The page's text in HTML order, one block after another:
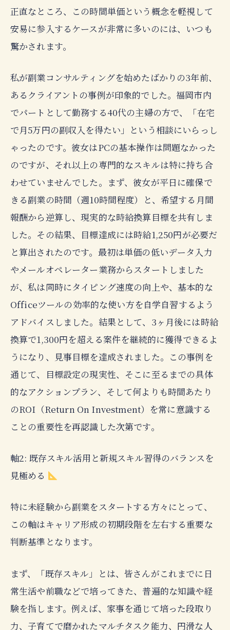
正直なところ、この時間単価という概念を軽視して
安易に参入するケースが非常に多いのには、いつも
驚かされます。
私が副業コンサルティングを始めたばかりの3年前、
あるクライアントの事例が印象的でした。福岡市内
でパートとして勤務する40代の主婦の方で、「在宅
で月5万円の副収入を得たい」という相談にいらっし
ゃったのです。彼女はPCの基本操作は問題なかった
のですが、それ以上の専門的なスキルは特に持ち合
わせていませんでした。まず、彼女が平日に確保で
きる副業の時間（週10時間程度）と、希望する月間
報酬から逆算し、現実的な時給換算目標を共有しま
した。その結果、目標達成には時給1,250円が必要だ
と算出されたのです。最初は単価の低いデータ入力
やメールオペレーター業務からスタートしました
が、私は同時にタイピング速度の向上や、基本的な
Officeツールの効率的な使い方を自学自習するよう
アドバイスしました。結果として、3ヶ月後には時給
換算で1,300円を超える案件を継続的に獲得できるよ
うになり、見事目標を達成されました。この事例を
通じて、目標設定の現実性、そこに至るまでの具体
的なアクションプラン、そして何よりも時間あたり
のROI（Return On Investment）を常に意識する
ことの重要性を再認識した次第です。
軸2: 既存スキル活用と新規スキル習得のバランスを
見極める
特に未経験から副業をスタートする方々にとって、
この軸はキャリア形成の初期段階を左右する重要な
判断基準となります。
まず、「既存スキル」とは、皆さんがこれまでに日
常生活や前職などで培ってきた、普遍的な知識や経
験を指します。例えば、家事を通じて培った段取り
力、子育てで磨かれたマルチタスク能力、円滑な人